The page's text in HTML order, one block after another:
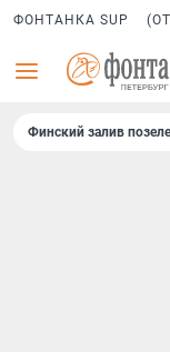
ФОНТАНКА SUP
Финский залив